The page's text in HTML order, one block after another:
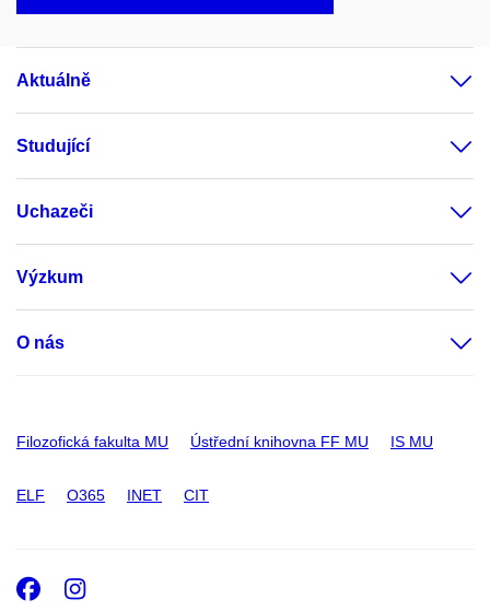
Aktuálně
Studující
Uchazeči
Výzkum
O nás
Filozofická fakulta MU Ústřední knihovna FF MU IS MU
ELF O365 INET CIT
Facebook
Instagram